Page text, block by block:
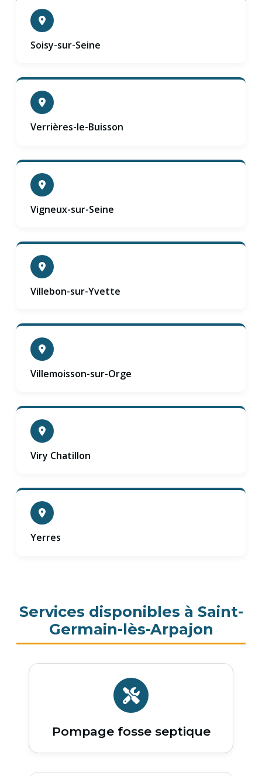
Soisy-sur-Seine
Verrières-le-Buisson
Vigneux-sur-Seine
Villebon-sur-Yvette
Villemoisson-sur-Orge
Viry Chatillon
Yerres
Services disponibles à Saint-
Germain-lès-Arpajon
Pompage fosse septique